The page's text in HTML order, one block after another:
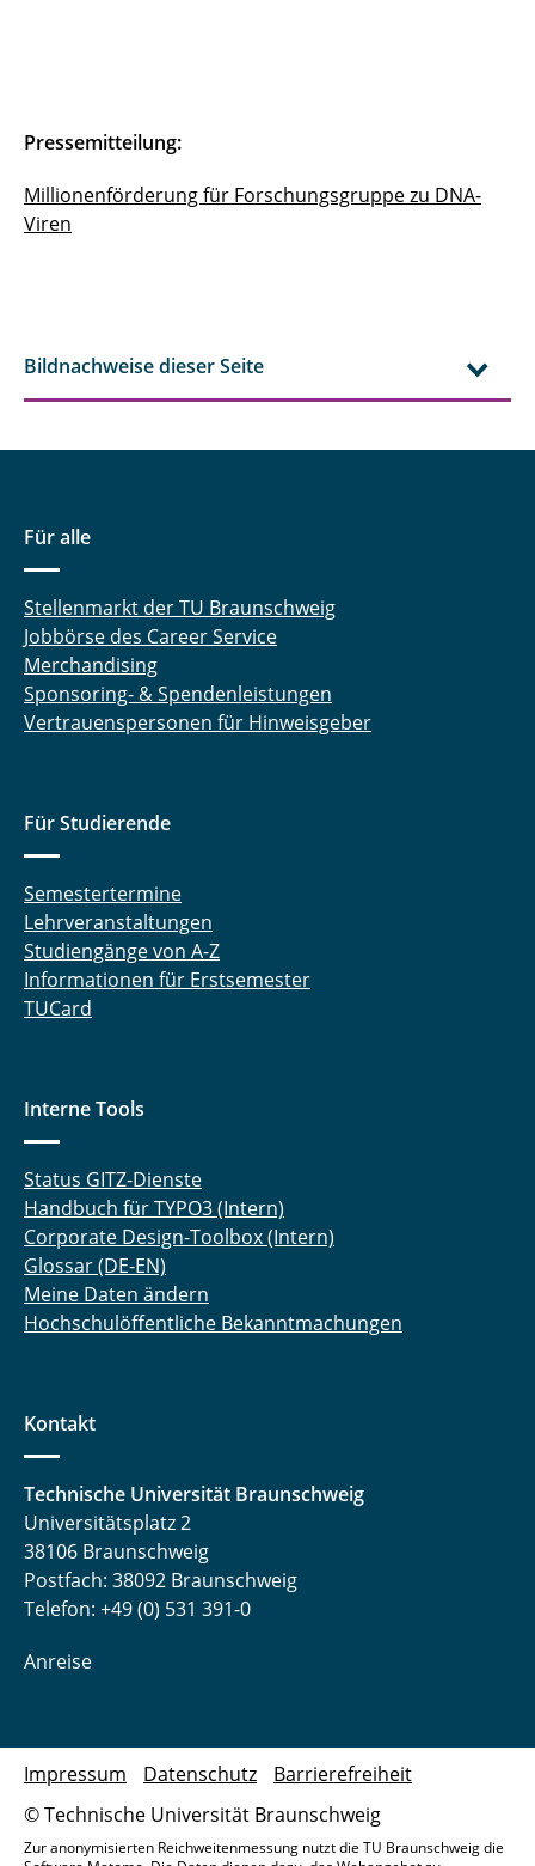
Pressemitteilung:
Millionenförderung für Forschungsgruppe zu DNA-
Viren
Bildnachweise dieser Seite
Für alle
Stellenmarkt der TU Braunschweig
Jobbörse des Career Service
Merchandising
Sponsoring- & Spendenleistungen
Vertrauenspersonen für Hinweisgeber
Für Studierende
Semestertermine
Lehrveranstaltungen
Studiengänge von A-Z
Informationen für Erstsemester
TUCard
Interne Tools
Status GITZ-Dienste
Handbuch für TYPO3 (Intern)
Corporate Design-Toolbox (Intern)
Glossar (DE-EN)
Meine Daten ändern
Hochschulöffentliche Bekanntmachungen
Kontakt
Technische Universität Braunschweig
Universitätsplatz 2
38106 Braunschweig
Postfach: 38092 Braunschweig
Telefon: +49 (0) 531 391-0
Anreise
© Technische Universität Braunschweig
Impressum Datenschutz Barrierefreiheit
Zur anonymisierten Reichweitenmessung nutzt die TU Braunschweig die